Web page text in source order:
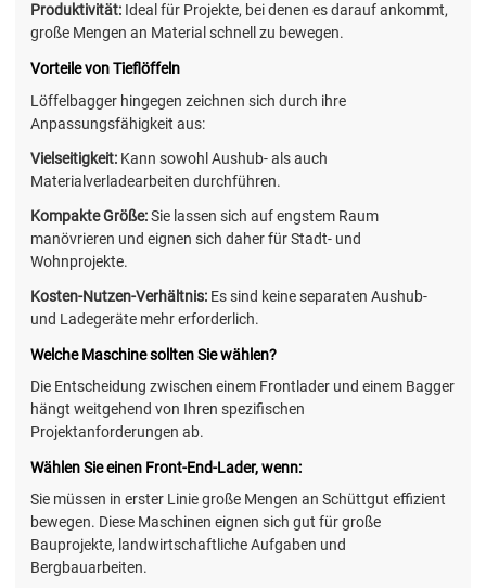
Produktivität: Ideal für Projekte, bei denen es darauf ankommt,
große Mengen an Material schnell zu bewegen.
Vorteile von Tieflöffeln
Löffelbagger hingegen zeichnen sich durch ihre
Anpassungsfähigkeit aus:
Vielseitigkeit: Kann sowohl Aushub- als auch
Materialverladearbeiten durchführen.
Kompakte Größe:Sie lassen sich auf engstem Raum
manövrieren und eignen sich daher für Stadt- und
Wohnprojekte.
Kosten-Nutzen-Verhältnis: Es sind keine separaten Aushub-
und Ladegeräte mehr erforderlich.
Welche Maschine sollten Sie wählen?
Die Entscheidung zwischen einem Frontlader und einem Bagger
hängt weitgehend von Ihren spezifischen
Projektanforderungen ab.
Wählen Sie einen Front-End-Lader, wenn:
Sie müssen in erster Linie große Mengen an Schüttgut effizient
bewegen. Diese Maschinen eignen sich gut für große
Bauprojekte, landwirtschaftliche Aufgaben und
Bergbauarbeiten.